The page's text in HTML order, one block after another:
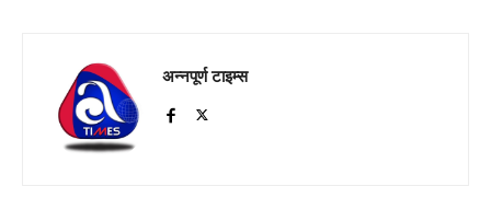
अन्नपूर्ण टाइम्स